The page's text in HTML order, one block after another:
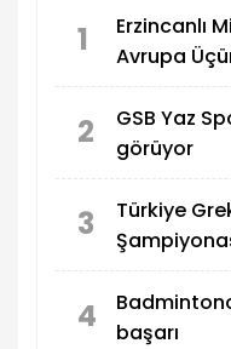
1
Erzincanlı
Avrupa
2
GSB Yaz
görüyor
3
Türkiye
4
başarı